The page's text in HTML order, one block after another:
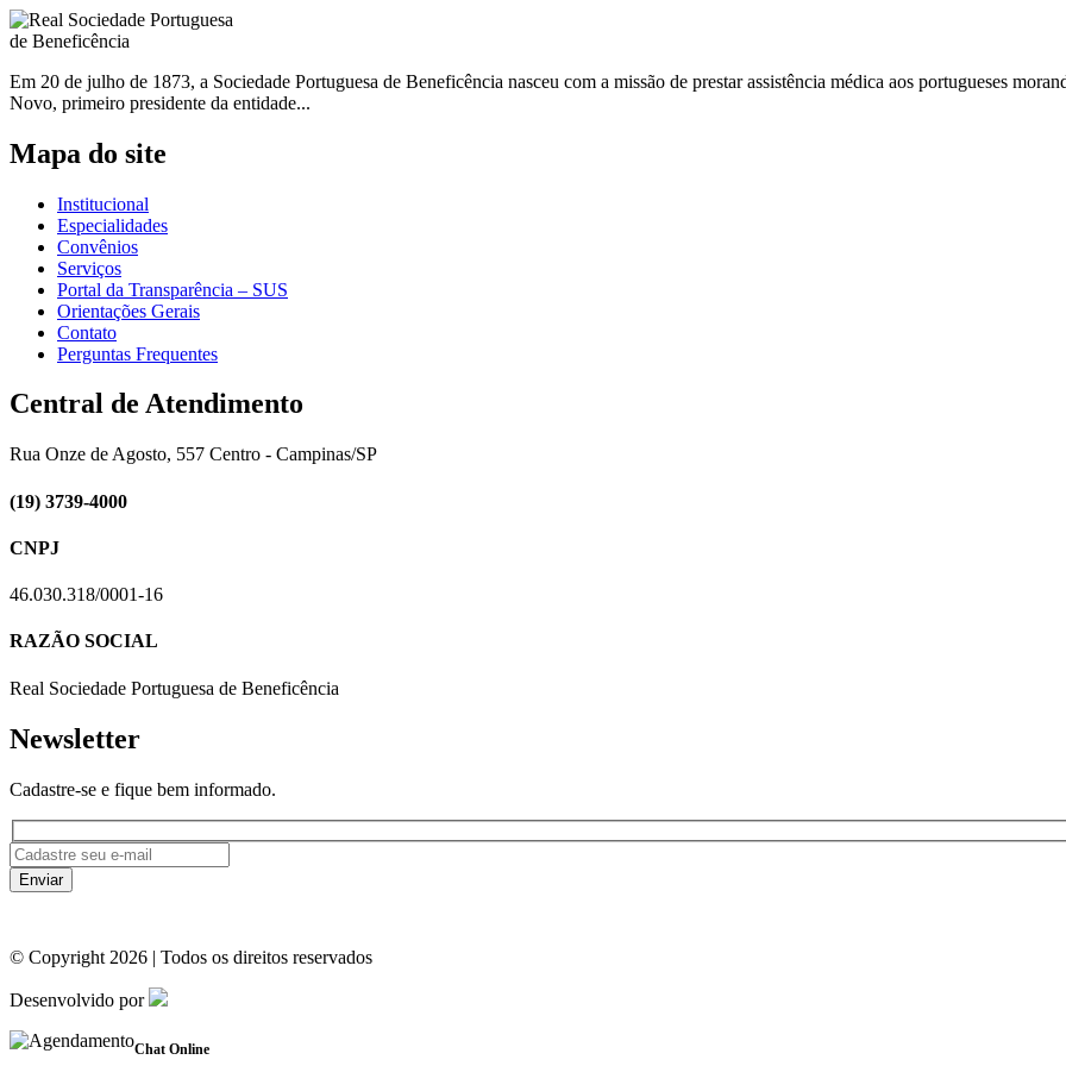
Em 20 de julho de 1873, a Sociedade Portuguesa de Beneficência nasceu com a missão de prestar assistência médica aos portugueses
Novo, primeiro presidente da entidade...
Mapa do site
Institucional
Especialidades
Convênios
Serviços
Portal da Transparência – SUS
Orientações Gerais
Contato
Perguntas Frequentes
Central de Atendimento
Rua Onze de Agosto, 557 Centro - Campinas/SP
(19) 3739-4000
CNPJ
46.030.318/0001-16
RAZÃO SOCIAL
Real Sociedade Portuguesa de Beneficência
Newsletter
Cadastre-se e fique bem informado.
© Copyright 2026 | Todos os direitos reservados
Desenvolvido por
Chat Online